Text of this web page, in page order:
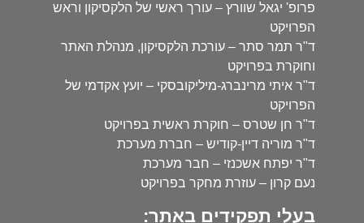
פרופ' יגאל שוורץ – עורך ראשי של הלקסיקון וראש
הפרויקט
ד"ר תמר סתר – עורכת הלקסיקון, מנהלת האתר
וחוקרת בפרויקט
ד"ר איתי מרינברג-מיליקובסקי – יועץ אקדמי של
הפרויקט
ד"ר חן שטרס – חוקרת ראשית בפרויקט
ד"ר מוריה דיין-קודיש – חברת מערכת
ד"ר יפתח אשכנזי – חבר מערכת
נעם קרון – עוזרת מחקר בפרויקט
בעלי תפקידים באתר: